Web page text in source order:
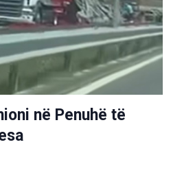
në Penuhë të